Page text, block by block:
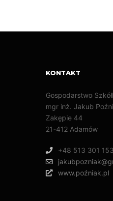
KONTAKT
Gospodarstwo
mgr inż. Jakub
Zakępie 44
21-412 Adamów
+48 513 301 153
www.poźniak.pl